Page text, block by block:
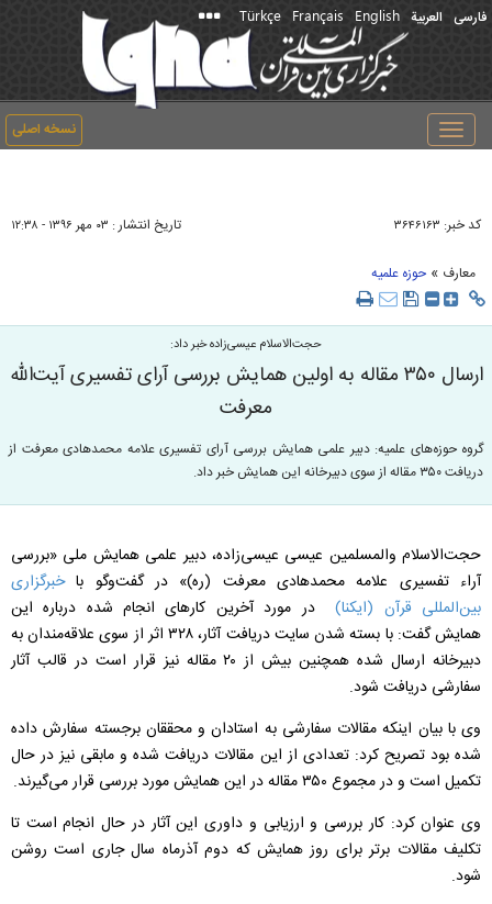
فارسی العربیة English
Français
Türkçe
نسخه اصلی
Toggle
navigation
کد خبر: ۳۶۴۶۱۶۳ تاریخ انتشار : ۰۳ مهر ۱۳۹۶ - ۱۲:۳۸
معارف » حوزه علمیه
حجت‌الاسلام عیسی‌زاده خبر داد:
ارسال ۳۵۰ مقاله به اولین همایش بررسی آرای تفسیری آیت‌الله
معرفت
گروه حوزه‌های علمیه: دبیر علمی همایش بررسی آرای تفسیری علامه محمدهادی معرفت از
دریافت ۳۵۰ مقاله از سوی دبیرخانه این همایش خبر داد.
حجت‌الاسلام‌ والمسلمین عیسی عیسی‌زاده، دبیر علمی همایش ملی «بررسی
آراء تفسیری علامه محمدهادی معرفت (ره)» در گفت‌وگو باخبرگزاری
بین‌المللی قرآن (ایکنا)
در مورد آخرین کارهای انجام شده درباره این
همایش گفت: با بسته شدن سایت دریافت آثار، ۳۲۸ اثر از سوی علاقه‌مندان به
دبیرخانه ارسال شده همچنین بیش از ۲۰ مقاله نیز قرار است در قالب آثار
سفارشی دریافت شود.
وی با بیان اینکه مقالات سفارشی به استادان و محققان برجسته سفارش داده
شده بود تصریح کرد: تعدادی از این مقالات دریافت شده و مابقی نیز در حال
تکمیل است و در مجموع ۳۵۰ مقاله در این همایش مورد بررسی قرار می‌گیرند.
وی عنوان کرد: کار بررسی و ارزیابی و داوری این آثار در حال انجام است تا
تکلیف مقالات برتر برای روز همایش که دوم آذرماه سال جاری است روشن
شود.